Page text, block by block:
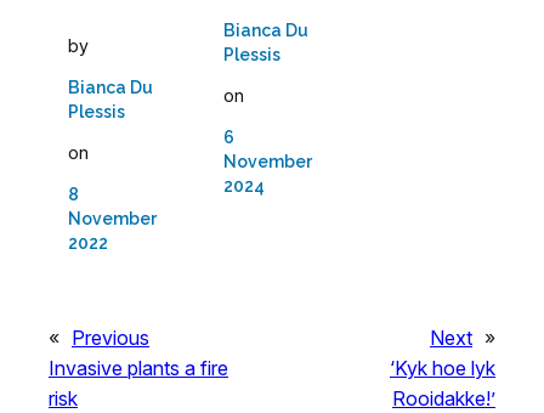
by
Bianca Du
Plessis
on
8
November
2022
Bianca Du
Plessis
on
6
November
2024
« Previous
Invasive plants a fire
risk
Next »
‘Kyk hoe lyk
Rooidakke!’